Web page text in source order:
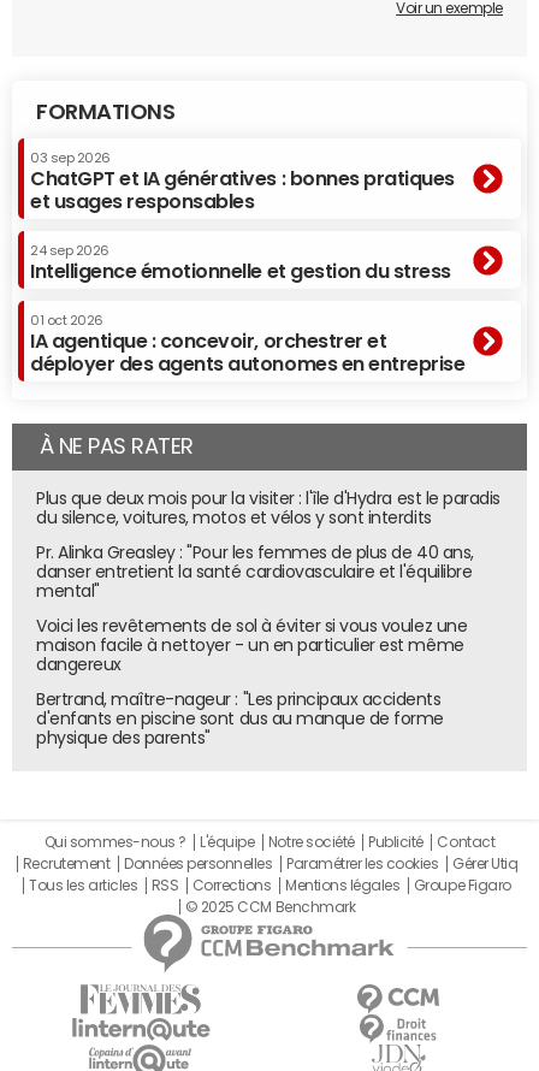
Voir un exemple
FORMATIONS
03 sep 2026
ChatGPT et IA génératives : bonnes pratiques
et usages responsables
24 sep 2026
Intelligence émotionnelle et gestion du stress
01 oct 2026
IA agentique : concevoir, orchestrer et
déployer des agents autonomes en entreprise
À NE PAS RATER
Plus que deux mois pour la visiter : l'île d'Hydra est le paradis
du silence, voitures, motos et vélos y sont interdits
Pr. Alinka Greasley : "Pour les femmes de plus de 40 ans,
danser entretient la santé cardiovasculaire et l'équilibre
mental"
Voici les revêtements de sol à éviter si vous voulez une
maison facile à nettoyer - un en particulier est même
dangereux
Bertrand, maître-nageur : "Les principaux accidents
d'enfants en piscine sont dus au manque de forme
physique des parents"
Qui sommes-nous ? L'équipe Notre société Publicité
Contact
Recrutement
Données personnelles Paramétrer les cookies
Gérer Utiq
Tous les articles
RSS Corrections Mentions légales
Groupe Figaro
© 2025 CCM Benchmark